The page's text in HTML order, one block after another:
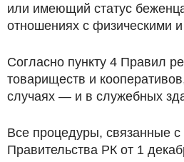
или имеющий статус
отношениях с физическими
Согласно пункту 4 Правил
товариществ и
случаях — и в служебных
Все процедуры, связанные
Правительства РК от 1